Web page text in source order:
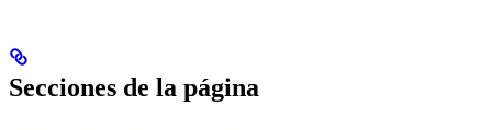
Secciones de la página